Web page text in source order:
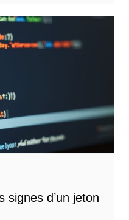
signes d’un jeton